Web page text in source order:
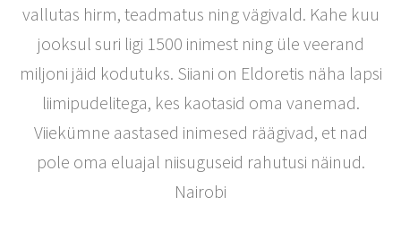
vallutas hirm, teadmatus ning vägivald. Kahe kuu
jooksul suri ligi 1500 inimest ning üle veerand
miljoni jäid kodutuks. Siiani on Eldoretis näha lapsi
liimipudelitega, kes kaotasid oma vanemad.
Viiekümne aastased inimesed räägivad, et nad
pole oma eluajal niisuguseid rahutusi näinud.
Nairobi